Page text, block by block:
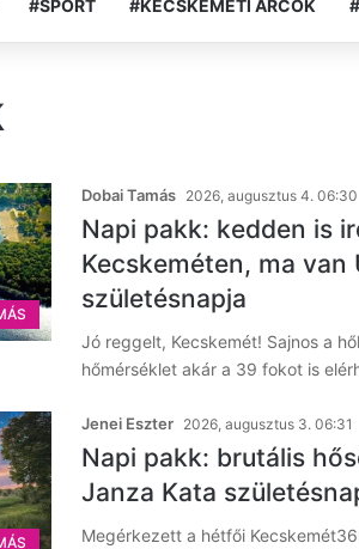
#SPORT #KECSKEMÉTI ARCOK
Dobai Tamás 2026, augusztus 4. 06:30
Napi pakk: kedden is
Kecskeméten, ma
születésnapja
Jó reggelt, Kecskemét! Sajnos a
hőmérséklet akár a 39 fokot is
Jenei Eszter 2026, augusztus 3. 06:31
Napi pakk: brutális
Janza Kata
Megérkezett a hétfői